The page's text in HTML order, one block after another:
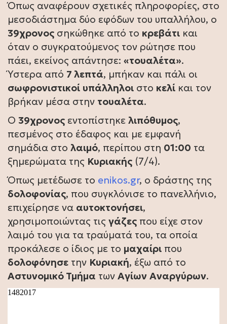
Όπως αναφέρουν σχετικές πληροφορίες, στο
μεσοδιάστημα δύο εφόδων του υπαλλήλου, ο
39χρονος σηκώθηκε από το κρεβάτι και
όταν ο συγκρατούμενος τον ρώτησε που
πάει, εκείνος απάντησε: «τουαλέτα».
Ύστερα από 7 λεπτά, μπήκαν και πάλι οι
σωφρονιστικοί υπάλληλοι στο κελί και τον
βρήκαν μέσα στην τουαλέτα.
Ο 39χρονος εντοπίστηκε λιπόθυμος,
πεσμένος στο έδαφος και με εμφανή
σημάδια στο λαιμό, περίπου στη 01:00 τα
ξημερώματα της Κυριακής (7/4).
Όπως μετέδωσε το enikos.gr, ο δράστης της
δολοφονίας, που συγκλόνισε το πανελλήνιο,
επιχείρησε να αυτοκτονήσει,
χρησιμοποιώντας τις γάζες που είχε στον
λαιμό του για τα τραύματά του, τα οποία
προκάλεσε ο ίδιος με το μαχαίρι που
δολοφόνησε την Κυριακή, έξω από το
Αστυνομικό Τμήμα των Αγίων Αναργύρων.